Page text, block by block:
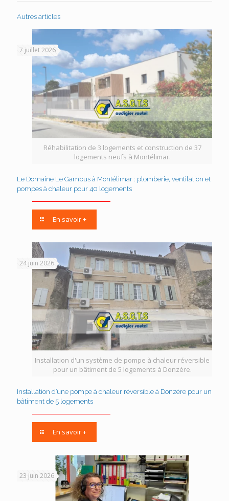
Autres articles
Réhabilitation de 3 logements et construction de 37
logements neufs à Montélimar.
7 juillet 2026
Le Domaine Le Gambus à Montélimar : plomberie, ventilation et
pompes à chaleur pour 40 logements
En savoir +
Installation d'un système de pompe à chaleur réversible
pour un bâtiment de 5 logements à Donzère.
24 juin 2026
Installation d’une pompe à chaleur réversible à Donzère pour un
bâtiment de 5 logements
En savoir +
23 juin 2026